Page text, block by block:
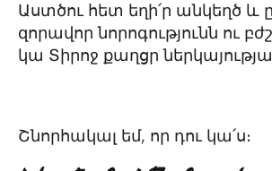
Աստծու հետ եղի՛ր անկեղծ և
զորավոր նորոգությունն ու
կա Տիրոջ քաղցր
Շնորհակալ եմ, որ դու կա՛ս։